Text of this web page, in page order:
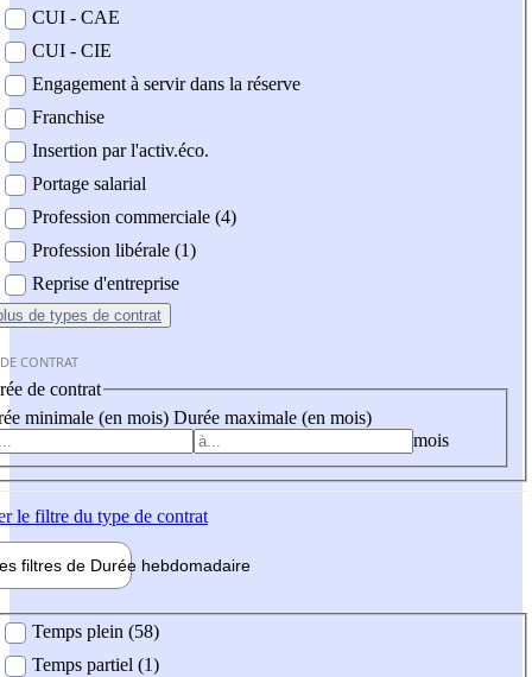
CUI - CAE
CUI - CIE
Engagement à servir dans la réserve
Franchise
Insertion par l'activ.éco.
Portage salarial
Profession commerciale (4)
Profession libérale (1)
Reprise d'entreprise
de types de contrat
CONTRAT
de contrat
minimale (en mois) Durée maximale (en mois)
mois
le filtre du type de contrat
filtres de Durée hebdomadaire
Temps plein (58)
Temps partiel (1)